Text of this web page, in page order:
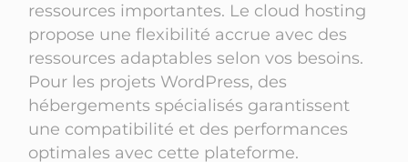
ressources importantes. Le cloud hosting
propose une flexibilité accrue avec des
ressources adaptables selon vos besoins.
Pour les projets WordPress, des
hébergements spécialisés garantissent
une compatibilité et des performances
optimales avec cette plateforme.